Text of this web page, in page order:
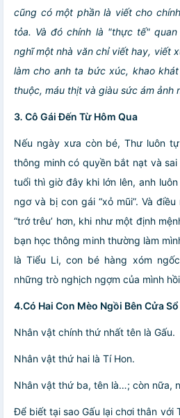
cũng có một phần là viết cho
tỏa. Và đó chính là "thực tế"
nghĩ một nhà văn chỉ viết hay, viết
làm cho anh ta bức xúc, khao
thuộc, máu thịt và giàu sức ám ảnh
3. Cô Gái Đến Từ Hôm Qua
Nếu ngày xưa còn bé, Thư luôn
thông minh có quyền bắt nạt và
tuổi thì giờ đây khi lớn lên, anh
ngơ và bị con gái “xỏ mũi”. Và
“trớ trêu’ hơn, khi như một định
bạn học thông minh thường làm
là Tiểu Li, con bé hàng xóm
những trò nghịch ngợm của mình
4.Có Hai Con Mèo Ngồi Bên Cửa Sổ
Nhân vật chính thứ nhất tên là Gấu.
Nhân vật thứ hai là Tí Hon.
Nhân vật thứ ba, tên là…; còn nữa,
Để biết tại sao Gấu lại chơi thân với